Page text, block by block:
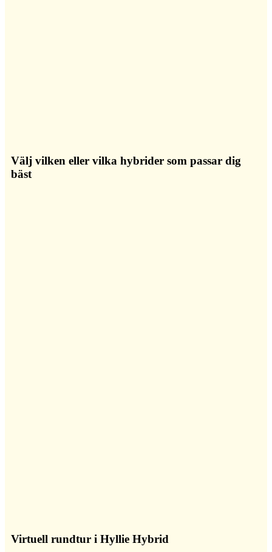
Välj vilken eller vilka hybrider som passar dig
bäst
Virtuell rundtur i Hyllie Hybrid